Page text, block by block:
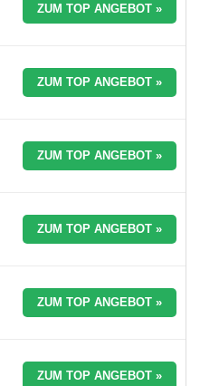
ZUM TOP ANGEBOT »
ZUM TOP ANGEBOT »
ZUM TOP ANGEBOT »
ZUM TOP ANGEBOT »
ZUM TOP ANGEBOT »
ZUM TOP ANGEBOT »